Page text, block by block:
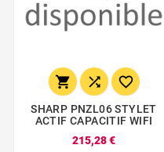
  
SHARP PNZL06 STYLET
ACTIF CAPACITIF WIFI
215,28 €